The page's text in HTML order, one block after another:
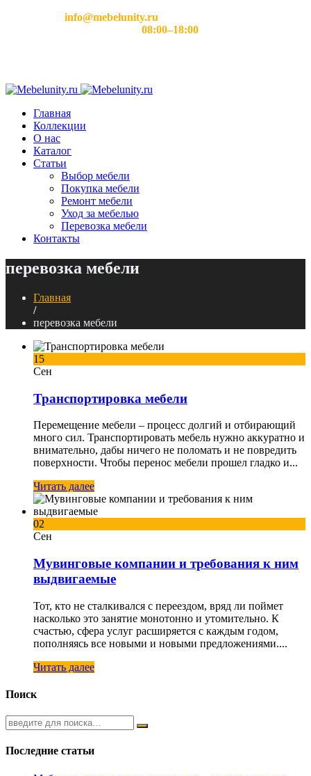
info@mebelunity.ru
08:00–18:00
Главная
Коллекции
О нас
Каталог
Статьи
Выбор мебели
Покупка мебели
Ремонт мебели
Уход за мебелью
Перевозка мебели
Контакты
перевозка мебели
Главная
/
перевозка мебели
15
Сен
Транспортировка мебели
Перемещение мебели – процесс долгий и отбирающий
много сил. Транспортировать мебель нужно аккуратно и
внимательно, дабы ничего не поломать и не повредить
поверхности. Чтобы перенос мебели прошел гладко и...
Читать далее
02
Сен
Мувинговые компании и требования к ним
выдвигаемые
Тот, кто не сталкивался с переездом, вряд ли поймет
насколько это занятие монотонно и утомительно. К
счастью, сфера услуг расширяется с каждым годом,
пополняясь все новыми и новыми предложениями....
Читать далее
Поиск
Последние статьи